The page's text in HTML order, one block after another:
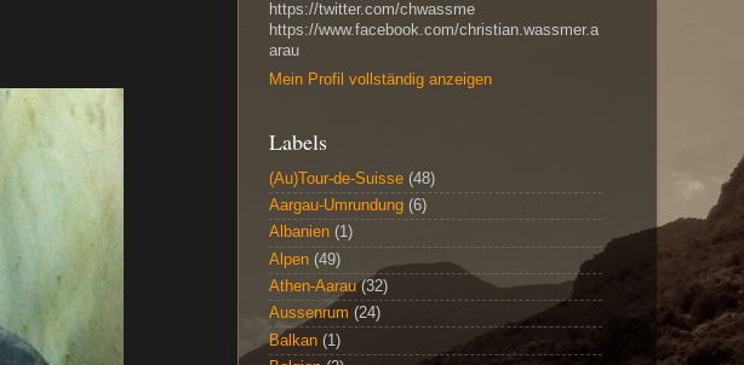
https://twitter.com/chwassme
https://www.facebook.com/christian.wassmer.a
arau
Mein Profil vollständig anzeigen
Labels
(Au)Tour-de-Suisse (48)
Aargau-Umrundung (6)
Albanien (1)
Alpen (49)
Athen-Aarau (32)
Aussenrum (24)
Balkan (1)